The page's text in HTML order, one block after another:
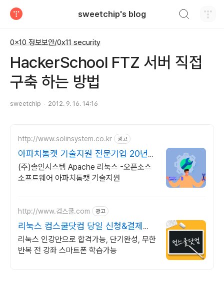
sweetchip's blog
0x10 정보보안/0x11 security
HackerSchool FTZ 서버 직접
구축 하는 방법
sweetchip 2012. 9. 16. 14:16
http://www.solinsystem.co.kr 광고
아파치톰캣 기술지원 전문기업 20년이
상 기술지원 노하우
(주)솔인시스템 Apache 리눅스 -오픈소스
소프트웨어 아파치톰캣 기술지원
http://www.컴스쿨.com 광고
리눅스 컴스쿨닷컴 당일 신청&결제시
기프티콘!
리눅스 인강만으로 합격가능, 단기완성, 무한
반복 전 강좌 스마트폰 학습가능